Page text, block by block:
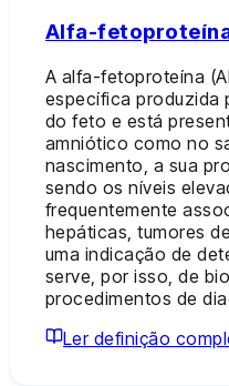
Alfa-fetoproteína
A alfa-fetoproteína
específica produzida
do feto e está
amniótico como no
nascimento, a sua
sendo os níveis
frequentemente
hepáticas, tumores
uma indicação de
serve, por isso, de
procedimentos de
Ler definição